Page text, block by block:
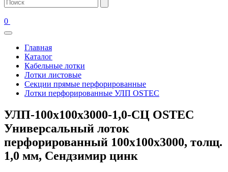
0
Главная
Каталог
Кабельные лотки
Лотки листовые
Секции прямые перфорированные
Лотки перфорированные УЛП OSTEC
УЛП-100х100х3000-1,0-СЦ OSTEC
Универсальный лоток
перфорированный 100х100х3000, толщ.
1,0 мм, Сендзимир цинк